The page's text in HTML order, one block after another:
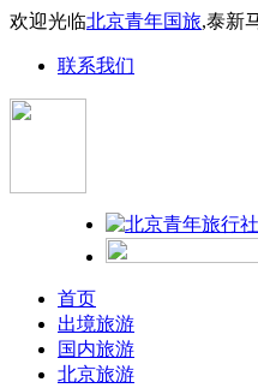
欢迎光临北京青年国旅,泰新
联系我们
首页
出境旅游
国内旅游
北京旅游